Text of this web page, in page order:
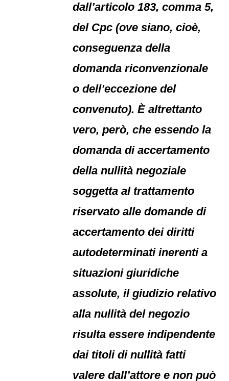
dall’articolo 183, comma 5,
del Cpc (ove siano, cioè,
conseguenza della
domanda riconvenzionale
o dell’eccezione del
convenuto). È altrettanto
vero, però, che essendo la
domanda di accertamento
della nullità negoziale
soggetta al trattamento
riservato alle domande di
accertamento dei diritti
autodeterminati inerenti a
situazioni giuridiche
assolute, il giudizio relativo
alla nullità del negozio
risulta essere indipendente
dai titoli di nullità fatti
valere dall’attore e non può